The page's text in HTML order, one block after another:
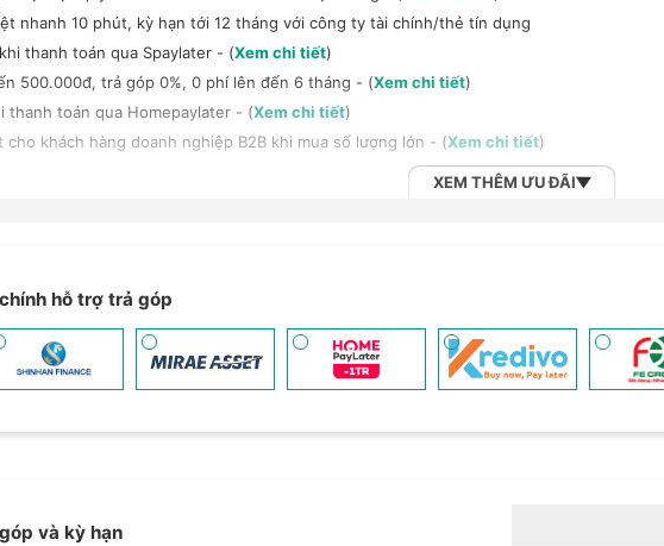
nhanh 10 phút, kỳ hạn tới 12 tháng với công ty tài chính/thẻ tín dụng
thanh toán qua Spaylater - (Xem chi tiết)
500.000đ, trả góp 0%, 0 phí lên đến 6 tháng - (Xem chi tiết)
thanh toán qua Homepaylater - (Xem chi tiết)
cho khách hàng doanh nghiệp B2B khi mua số lượng lớn - (Xem chi tiết)
XEM THÊM ƯU ĐÃI
hỗ trợ trả góp
và kỳ hạn